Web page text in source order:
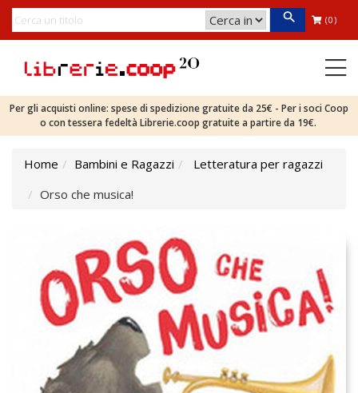
(0)
Per gli acquisti online: spese di spedizione gratuite da 25€ - Per i soci Coop
o con tessera fedeltà Librerie.coop gratuite a partire da 19€.
Home Bambini e Ragazzi
Letteratura per ragazzi
Orso che musica!